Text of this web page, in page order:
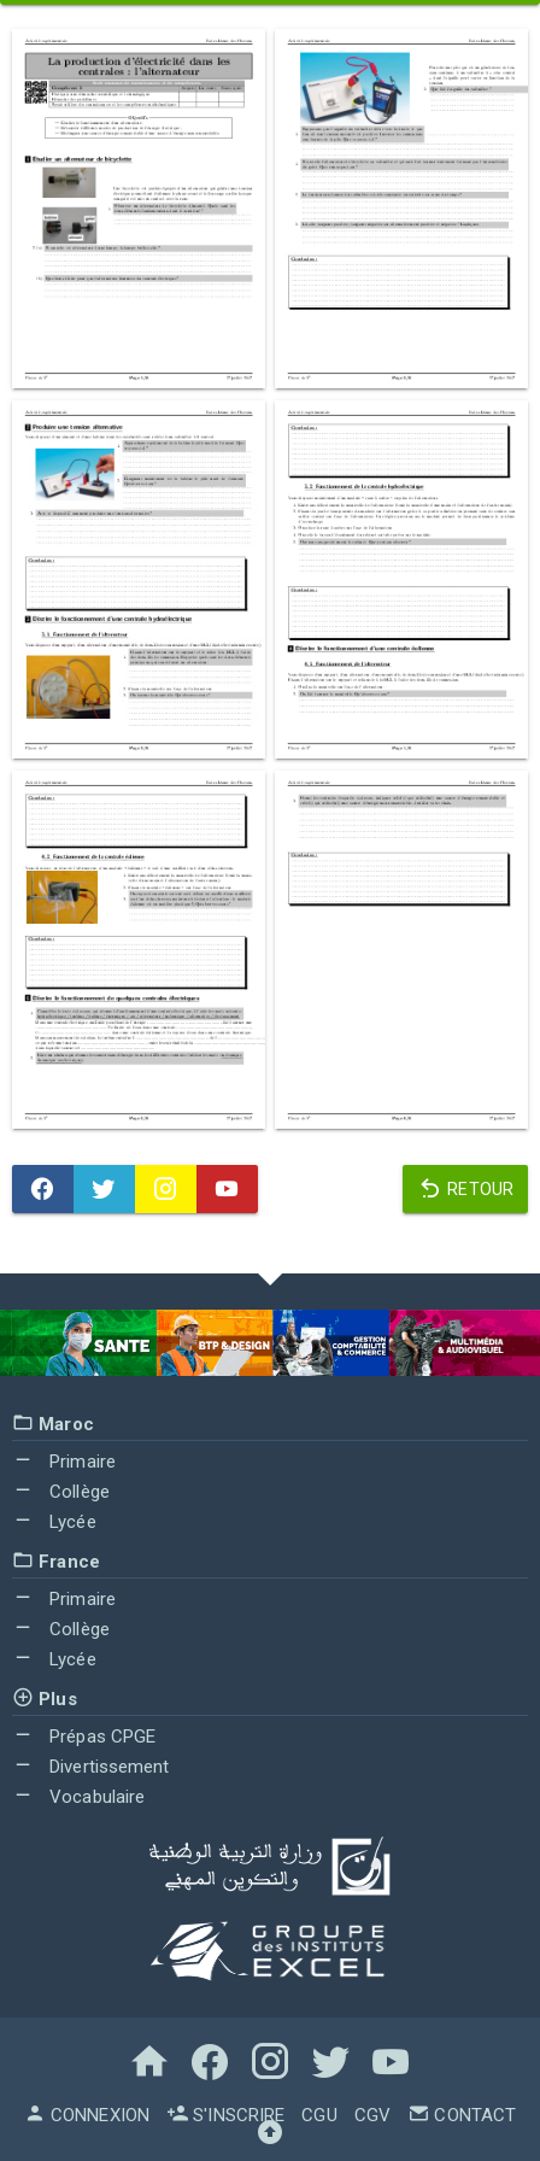
RETOUR
Maroc
Primaire
Collège
Lycée
France
Primaire
Collège
Lycée
Plus
Prépas CPGE
Divertissement
Vocabulaire
CONNEXION S'INSCRIRE CGU CGV CONTACT